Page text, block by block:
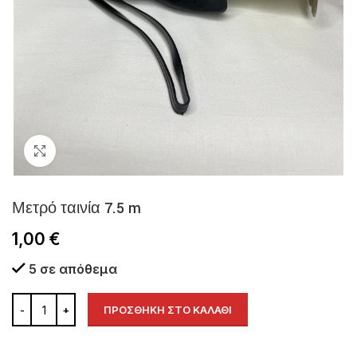
Μετρό ταινία 7.5 m
1,00 €
5 σε απόθεμα
ΠΡΟΣΘΉΚΗ ΣΤΟ ΚΑΛΆΘΙ